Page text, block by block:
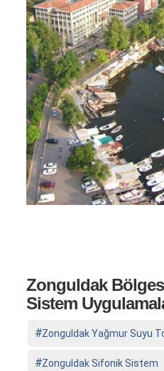
Zonguldak
Sistem
Zonguldak Yağmur Suyu
Zonguldak Sifonik Sistem